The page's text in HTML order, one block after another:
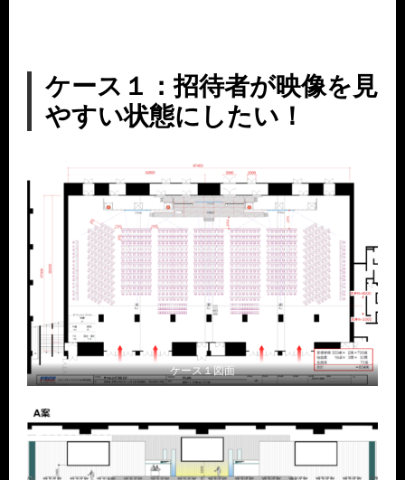
ケース１：招待者が映像を見
やすい状態にしたい！
ケース１図面